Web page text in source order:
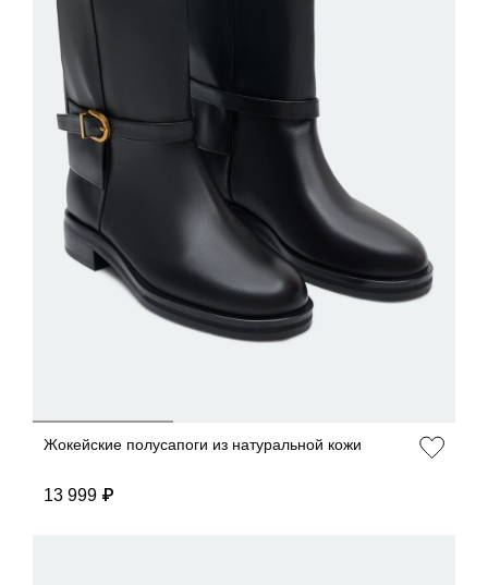
ДОБАВИТЬ В КОРЗИНУ
36
37 38 39 40
Жокейские полусапоги из натуральной кожи
13 999 ₽